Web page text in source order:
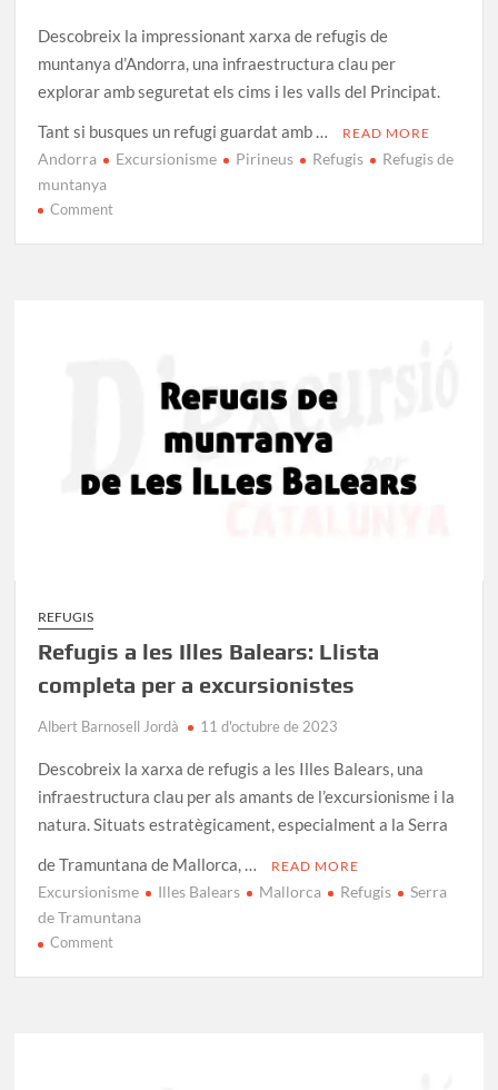
Descobreix la impressionant xarxa de refugis de
muntanya d’Andorra, una infraestructura clau per
explorar amb seguretat els cims i les valls del Principat.
Tant si busques un refugi guardat amb …
READ MORE
Andorra Excursionisme Pirineus Refugis
Refugis de
muntanya
Commenton
REFUGIS
Refugis a les Illes Balears: Llista
completa per a excursionistes
Albert Barnosell Jordà 11 d'octubre de 2023
Descobreix la xarxa de refugis a les Illes Balears, una
infraestructura clau per als amants de l’excursionisme i la
natura. Situats estratègicament, especialment a la Serra
de Tramuntana de Mallorca, …
READ MORE
Excursionisme Illes Balears Mallorca Refugis
Serra
de Tramuntana
Commenton